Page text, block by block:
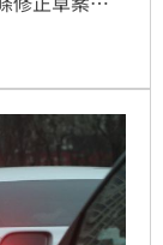
長卓榮泰表
修法。